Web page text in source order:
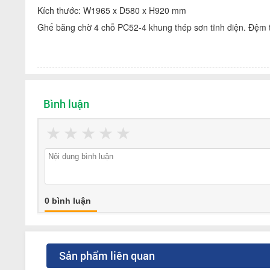
Kích thước: W1965 x D580 x H920 mm
Ghế băng chờ 4 chỗ PC52-4 khung thép sơn tĩnh điện.
Bình luận
★
★
★
★
★
0 bình luận
Sản phẩm liên quan